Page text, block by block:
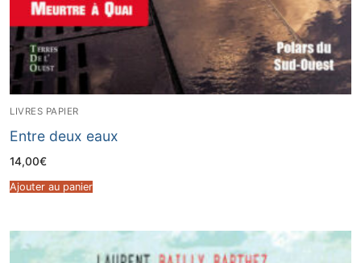
LIVRES PAPIER
Entre deux eaux
14,00€
Ajouter au panier